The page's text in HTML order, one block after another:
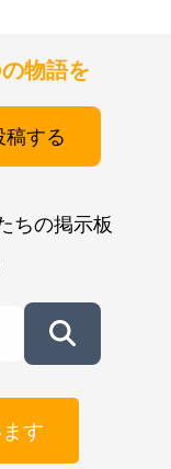
物語を
する
ちの掲示板
す